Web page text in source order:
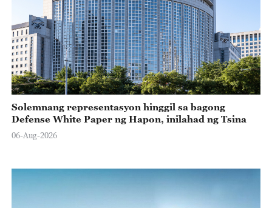
Solemnang representasyon hinggil sa bagong
Defense White Paper ng Hapon, inilahad ng Tsina
06-Aug-2026